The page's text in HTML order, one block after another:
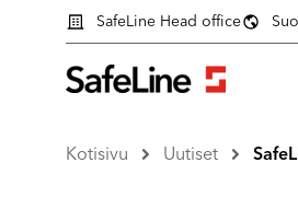
SafeLine Head office
Kotisivu Uutiset